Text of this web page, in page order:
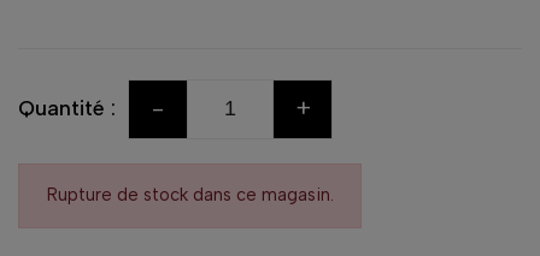
Quantité : - +
Rupture de stock dans ce magasin.